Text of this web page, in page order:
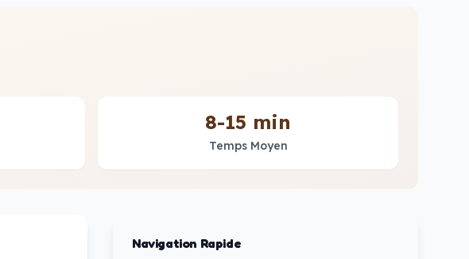
8-15 min
Temps Moyen
Navigation Rapide